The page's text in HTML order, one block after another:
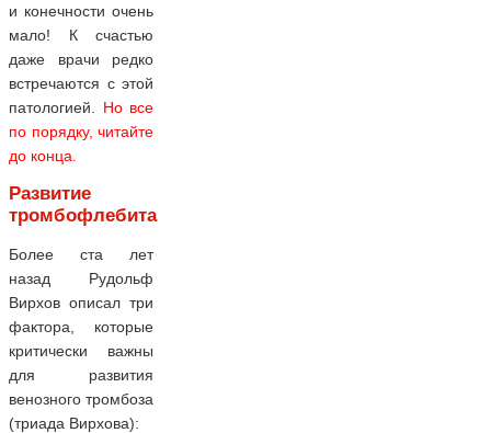
и конечности очень
мало! К счастью
даже врачи редко
встречаются с этой
патологией. Но все
по порядку, читайте
до конца.
Развитие
тромбофлебита
Более ста лет
назад Рудольф
Вирхов описал три
фактора, которые
критически важны
для развития
венозного тромбоза
(триада Вирхова):